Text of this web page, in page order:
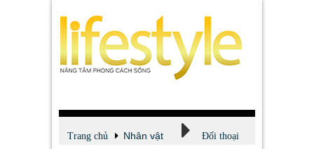
Trang chủ Nhân vật Đối thoại